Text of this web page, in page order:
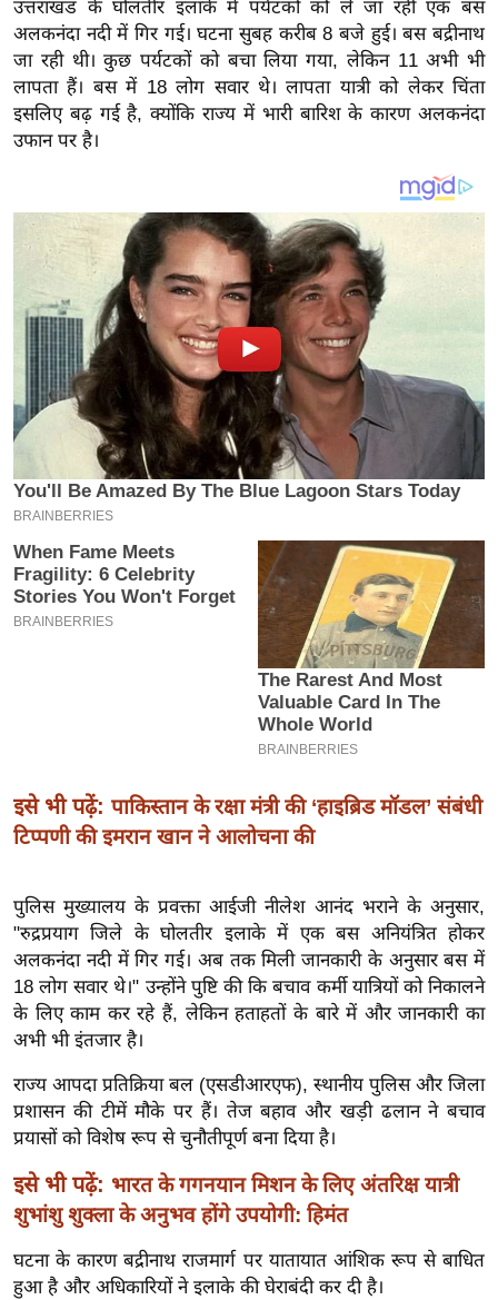
ग
त
वि
शे
ष
य
ज
ट
खे
ल
क्रि
ट
I
P
L
2
0
ई
-
प
र
मि
सा
ल
बे
मि
सा
श
ख्सि
य
त
उत्तराखंड के घोलतीर इलाके में पर्यटकों को ले जा रही एक बस
अलकनंदा नदी में गिर गई। घटना सुबह करीब 8 बजे हुई। बस बद्रीनाथ
जा रही थी। कुछ पर्यटकों को बचा लिया गया, लेकिन 11 अभी भी
लापता हैं। बस में 18 लोग सवार थे। लापता यात्री को लेकर चिंता
इसलिए बढ़ गई है, क्योंकि राज्य में भारी बारिश के कारण अलकनंदा
उफान पर है।
इसे भी पढ़ें: पाकिस्तान के रक्षा मंत्री की ‘हाइब्रिड मॉडल’ संबंधी
टिप्पणी की इमरान खान ने आलोचना की
पुलिस मुख्यालय के प्रवक्ता आईजी नीलेश आनंद भराने के अनुसार,
"रुद्रप्रयाग जिले के घोलतीर इलाके में एक बस अनियंत्रित होकर
अलकनंदा नदी में गिर गई। अब तक मिली जानकारी के अनुसार बस में
18 लोग सवार थे।" उन्होंने पुष्टि की कि बचाव कर्मी यात्रियों को निकालने
के लिए काम कर रहे हैं, लेकिन हताहतों के बारे में और जानकारी का
अभी भी इंतजार है।
राज्य आपदा प्रतिक्रिया बल (एसडीआरएफ), स्थानीय पुलिस और जिला
प्रशासन की टीमें मौके पर हैं। तेज बहाव और खड़ी ढलान ने बचाव
प्रयासों को विशेष रूप से चुनौतीपूर्ण बना दिया है।
इसे भी पढ़ें: भारत के गगनयान मिशन के लिए अंतरिक्ष यात्री
शुभांशु शुक्ला के अनुभव होंगे उपयोगी: हिमंत
घटना के कारण बद्रीनाथ राजमार्ग पर यातायात आंशिक रूप से बाधित
हुआ है और अधिकारियों ने इलाके की घेराबंदी कर दी है।